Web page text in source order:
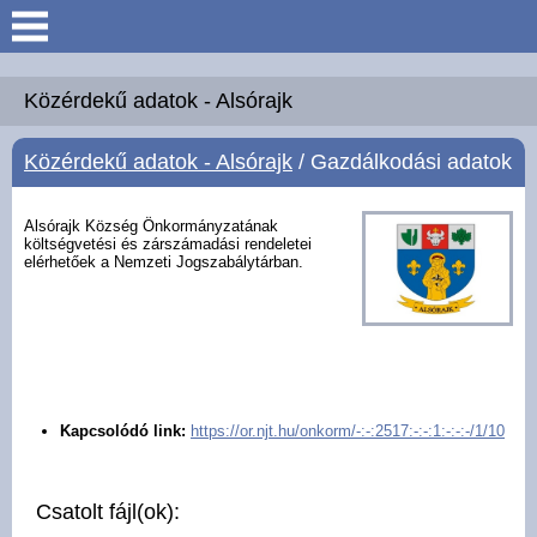
Keresés
Köszöntő
Hírek
Felsőrajk
Közérdekű adatok -
Felsőrajk
Galéria
Közérdekű adatok - Alsórajk
Közérdekű adatok - Alsórajk / Gazdálkodási adatok
Alsórajk Község Önkormányzatának
költségvetési és zárszámadási rendeletei
elérhetőek a Nemzeti Jogszabálytárban.
Kapcsolódó link: https://or.njt.hu/onkorm/-:-:2517:-:-:1:-:-:-/1/10
Csatolt fájl(ok):